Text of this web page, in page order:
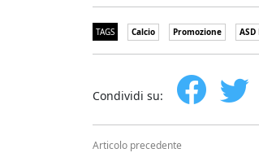
TAGS Calcio Promozione
Condividi su:
Articolo precedente